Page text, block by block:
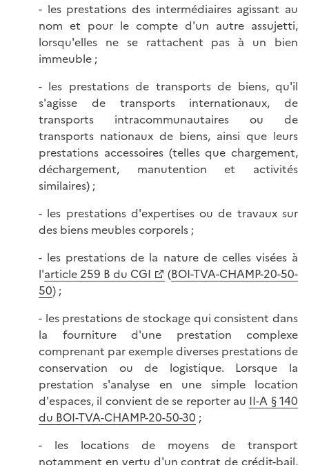
- les prestations des intermédiaires agissant au
nom et pour le compte d'un autre assujetti,
lorsqu'elles ne se rattachent pas à un bien
immeuble ;
- les prestations de transports de biens, qu'il
s'agisse de transports internationaux, de
transports intracommunautaires ou de
transports nationaux de biens, ainsi que leurs
prestations accessoires (telles que chargement,
déchargement, manutention et activités
similaires) ;
- les prestations d'expertises ou de travaux sur
des biens meubles corporels ;
- les prestations de la nature de celles visées à
l'article 259 B du CGI (BOI-TVA-CHAMP-20-50-
50) ;
- les prestations de stockage qui consistent dans
la fourniture d'une prestation complexe
comprenant par exemple diverses prestations de
conservation ou de logistique. Lorsque la
prestation s'analyse en une simple location
d'espaces, il convient de se reporter au II-A § 140
du BOI-TVA-CHAMP-20-50-30 ;
- les locations de moyens de transport